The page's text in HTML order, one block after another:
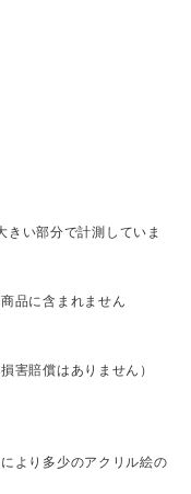
きい部分で計測していま
品に含まれません
害賠償はありません）
より多少のアクリル絵の